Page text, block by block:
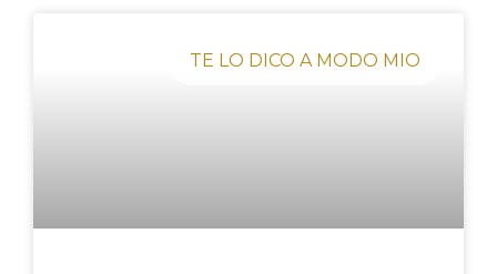
TE LO DICO A MODO MIO